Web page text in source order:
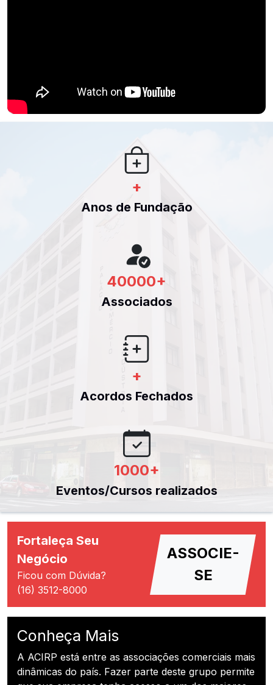
+
Anos de Fundação
40000+
Associados
+
Acordos Fechados
1000+
Eventos/Cursos realizados
Fortaleça Seu
Negócio
Ficou com Dúvida?
(16) 3512-8000
ASSOCIE-
SE
Conheça Mais
A ACIRP está entre as associações comerciais mais
dinâmicas do país. Fazer parte deste grupo permite